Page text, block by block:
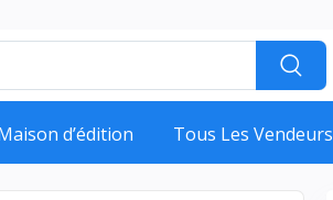
d’édition Tous Les Vendeurs